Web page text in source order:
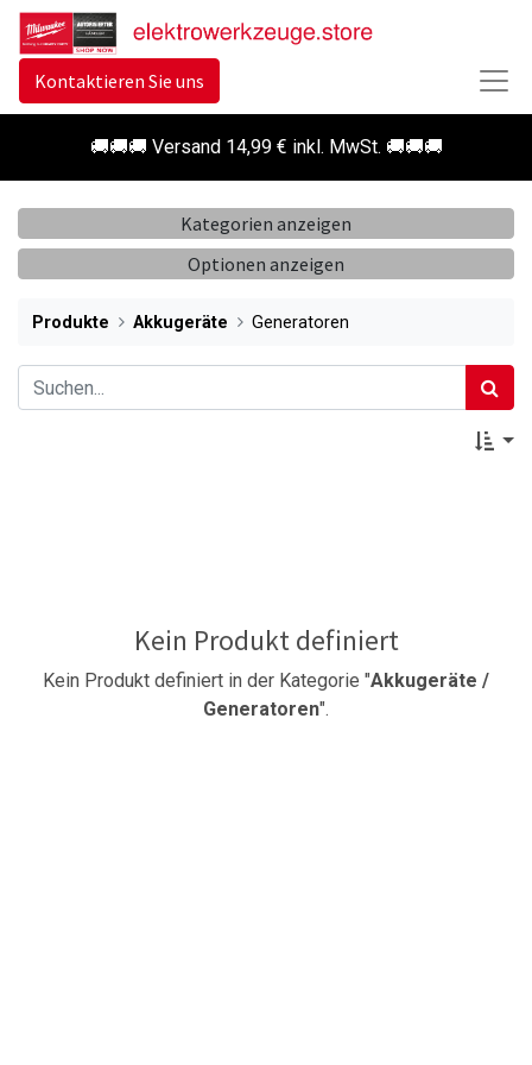
Kontaktieren Sie uns
🚚🚚🚚 Versand 14,99 € inkl. MwSt. 🚚🚚🚚
Kategorien anzeigen
Optionen anzeigen
Produkte Akkugeräte Generatoren
Kein Produkt definiert
Kein Produkt definiert in der Kategorie "Akkugeräte /
Generatoren".